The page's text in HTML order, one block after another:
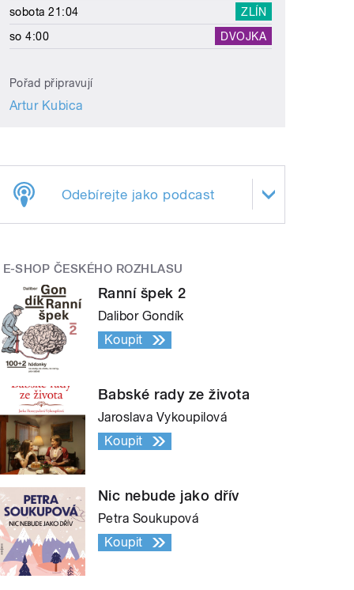
sobota 21:04
ZLÍN
so 4:00
DVOJKA
Pořad připravují
Artur Kubica
Odebírejte jako podcast
E-SHOP ČESKÉHO ROZHLASU
Ranní špek 2
Dalibor Gondík
Koupit
Babské rady ze života
Jaroslava Vykoupilová
Koupit
Nic nebude jako dřív
Petra Soukupová
Koupit